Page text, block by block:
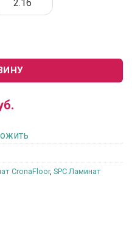
CronaFloor Wood BD-
CronaFloor, SPC Ламинат